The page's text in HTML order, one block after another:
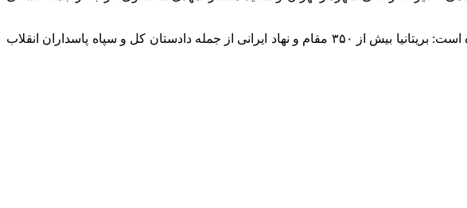
در بیانیه وزارت امور خارجه انگلیس با اشاره به سلسله تحریم‌های ضد ایرانی این کشور در حمایت از اغتشاشات، آمده است: بریتانیا بیش از ۳۵۰ مقام و نهاد ایرانی از جمله دادستان کل و سپاه پاسداران انقلاب